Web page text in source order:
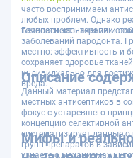
часто воспринимаем
любых проблем. Однако
точности назначения и
Безопасность терапии
заболеваний пародонта.
местно: эффективность и
сохраняет здоровье
индивидуально для
вреда.
Описание
Данный материал
местных антисептиков в
фокус с устаревшего
концепцию селективной
систематизирует данные
групп препаратов в
узнаете о механизмах
Мифы и